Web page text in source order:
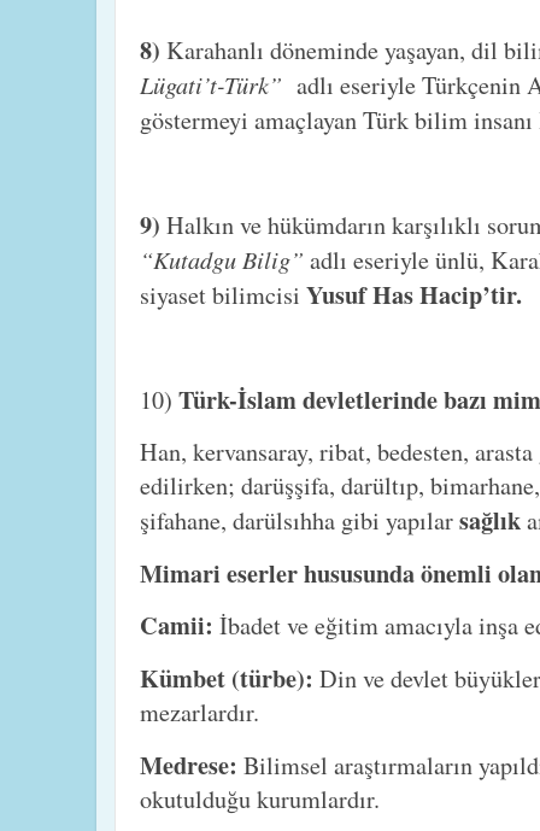
8) Karahanlı döneminde yaşayan, dil
Lügati’t-Türk” adlı eseriyle Türkçenin
göstermeyi amaçlayan Türk bilim insanı
9) Halkın ve hükümdarın karşılıklı
“Kutadgu Bilig” adlı eseriyle ünlü,
siyaset bilimcisi Yusuf Has Hacip’tir.
10) Türk-İslam devletlerinde bazı
Han, kervansaray, ribat, bedesten,
edilirken; darüşşifa, darültıp,
şifahane, darülsıhha gibi yapılarsağlık
Mimari eserler hususunda önemli
Camii: İbadet ve eğitim amacıyla inşa
Kümbet (türbe): Din ve devlet
mezarlardır.
Medrese: Bilimsel araştırmaların
okutulduğu kurumlardır.